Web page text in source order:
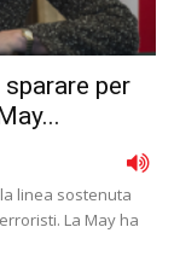
per
linea sostenuta
La May ha